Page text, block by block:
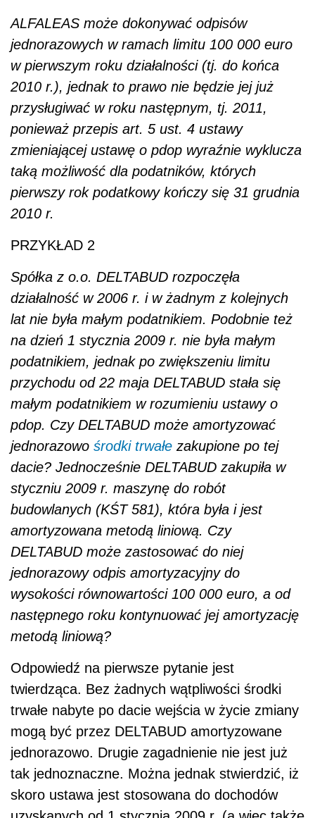
ALFALEAS może dokonywać odpisów
jednorazowych w ramach limitu 100 000 euro
w pierwszym roku działalności (tj. do końca
2010 r.), jednak to prawo nie będzie jej już
przysługiwać w roku następnym, tj. 2011,
ponieważ przepis art. 5 ust. 4 ustawy
zmieniającej ustawę o pdop wyraźnie wyklucza
taką możliwość dla podatników, których
pierwszy rok podatkowy kończy się 31 grudnia
2010 r.
PRZYKŁAD 2
Spółka z o.o. DELTABUD rozpoczęła
działalność w 2006 r. i w żadnym z kolejnych
lat nie była małym podatnikiem. Podobnie też
na dzień 1 stycznia 2009 r. nie była małym
podatnikiem, jednak po zwiększeniu limitu
przychodu od 22 maja DELTABUD stała się
małym podatnikiem w rozumieniu ustawy o
pdop. Czy DELTABUD może amortyzować
jednorazowo środki trwałe zakupione po tej
dacie? Jednocześnie DELTABUD zakupiła w
styczniu 2009 r. maszynę do robót
budowlanych (KŚT 581), która była i jest
amortyzowana metodą liniową. Czy
DELTABUD może zastosować do niej
jednorazowy odpis amortyzacyjny do
wysokości równowartości 100 000 euro, a od
następnego roku kontynuować jej amortyzację
metodą liniową?
Odpowiedź na pierwsze pytanie jest
twierdząca. Bez żadnych wątpliwości środki
trwałe nabyte po dacie wejścia w życie zmiany
mogą być przez DELTABUD amortyzowane
jednorazowo. Drugie zagadnienie nie jest już
tak jednoznaczne. Można jednak stwierdzić, iż
skoro ustawa jest stosowana do dochodów